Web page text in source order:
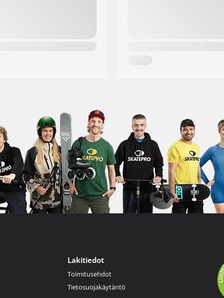
Lakitiedot
Toimitusehdot
Tietosuojakäytäntö